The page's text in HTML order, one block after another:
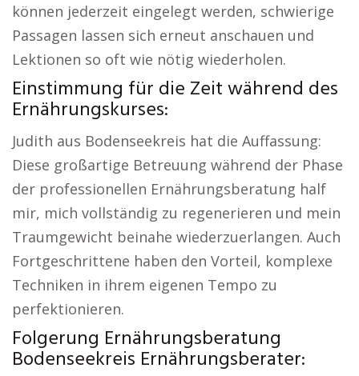
können jederzeit eingelegt werden, schwierige
Passagen lassen sich erneut anschauen und
Lektionen so oft wie nötig wiederholen.
Einstimmung für die Zeit während des
Ernährungskurses:
Judith aus Bodenseekreis hat die Auffassung:
Diese großartige Betreuung während der Phase
der professionellen Ernährungsberatung half
mir, mich vollständig zu regenerieren und mein
Traumgewicht beinahe wiederzuerlangen. Auch
Fortgeschrittene haben den Vorteil, komplexe
Techniken in ihrem eigenen Tempo zu
perfektionieren.
Folgerung Ernährungsberatung
Bodenseekreis Ernährungsberater: